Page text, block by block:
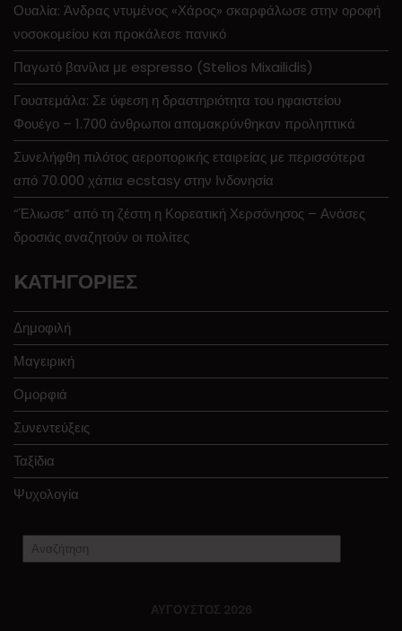
Ουαλία: Άνδρας ντυμένος «Χάρος» σκαρφάλωσε στην οροφή
νοσοκομείου και προκάλεσε πανικό
Παγωτό βανίλια με espresso (Stelios Mixailidis)
Γουατεμάλα: Σε ύφεση η δραστηριότητα του ηφαιστείου
Φουέγο – 1.700 άνθρωποι απομακρύνθηκαν προληπτικά
Συνελήφθη πιλότος αεροπορικής εταιρείας με περισσότερα
από 70.000 χάπια ecstasy στην Ινδονησία
“Έλιωσε” από τη ζέστη η Κορεατική Χερσόνησος – Ανάσες
δροσιάς αναζητούν οι πολίτες
KΑΤΗΓΟΡΊΕΣ
Δημοφιλή
Μαγειρική
Ομορφιά
Συνεντεύξεις
Ταξίδια
Ψυχολογία
ΑΎΓΟΥΣΤΟΣ 2026